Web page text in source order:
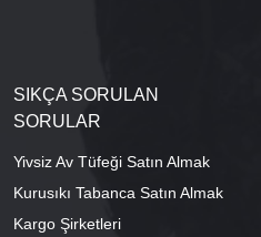
SIKÇA SORULAN
SORULAR
Yivsiz Av Tüfeği Satın Almak
Kurusıkı Tabanca Satın Almak
Kargo Şirketleri